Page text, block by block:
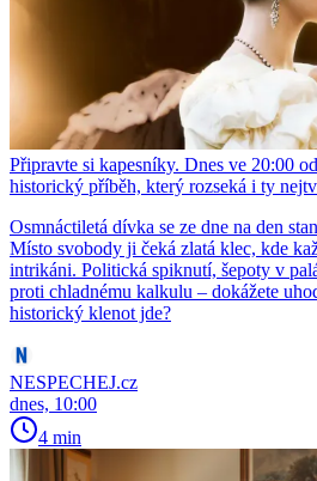
Připravte si kapesníky. Dnes ve 20:00
historický příběh, který rozseká i ty
Osmnáctiletá dívka se ze dne na den
Místo svobody ji čeká zlatá klec, kde
intrikáni. Politická spiknutí, šepoty v
proti chladnému kalkulu – dokážete
historický klenot jde?
NESPECHEJ.cz
dnes, 10:00
4 min